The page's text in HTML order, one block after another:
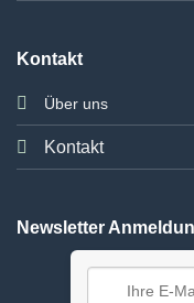
Kontakt
Über uns
Kontakt
Newsletter